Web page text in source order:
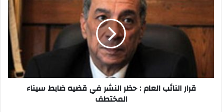
:
حظر
النشر
قضيه
ضابط
المختطف
قرار النائب العام : حظر النشر في قضيه ضابط سيناء
المختطف